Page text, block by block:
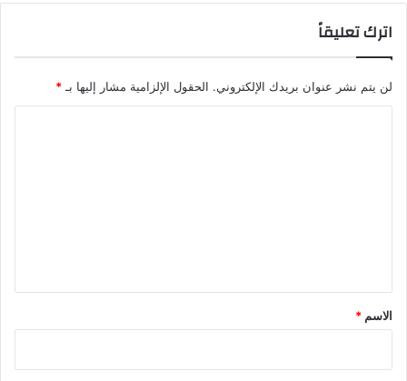
اترك تعليقاً
لن يتم نشر عنوان بريدك الإلكتروني. الحقول الإلزامية مشار إليها بـ *
*
الاسم *